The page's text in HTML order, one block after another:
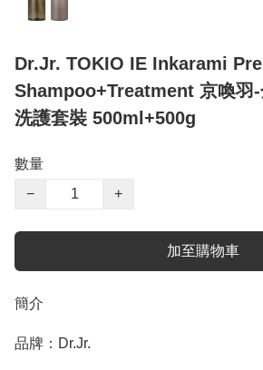
Dr.Jr. TOKIO IE Inkarami
Shampoo+Treatment 京喚羽
洗護套裝 500ml+500g
數量
−
+
加至購物車
簡介
品牌：Dr.Jr.